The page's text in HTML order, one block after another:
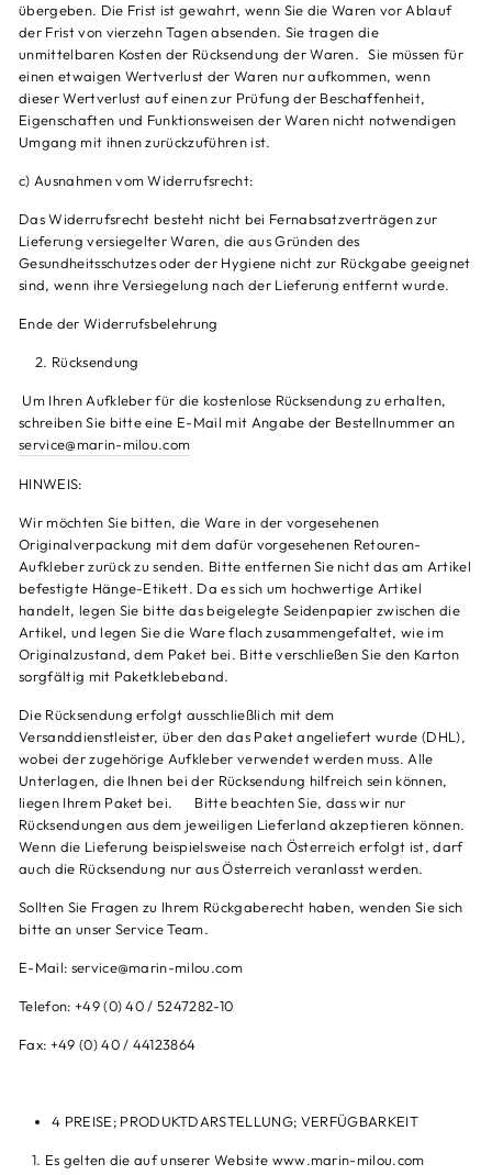
übergeben. Die Frist ist gewahrt, wenn Sie die Waren vor Ablauf
der Frist von vierzehn Tagen absenden. Sie tragen die
unmittelbaren Kosten der Rücksendung der Waren. Sie müssen für
einen etwaigen Wertverlust der Waren nur aufkommen, wenn
dieser Wertverlust auf einen zur Prüfung der Beschaffenheit,
Eigenschaften und Funktionsweisen der Waren nicht notwendigen
Umgang mit ihnen zurückzuführen ist.
c) Ausnahmen vom Widerrufsrecht:
Das Widerrufsrecht besteht nicht bei Fernabsatzverträgen zur
Lieferung versiegelter Waren, die aus Gründen des
Gesundheitsschutzes oder der Hygiene nicht zur Rückgabe geeignet
sind, wenn ihre Versiegelung nach der Lieferung entfernt wurde.
Ende der Widerrufsbelehrung
Rücksendung
Um Ihren Aufkleber für die kostenlose Rücksendung zu erhalten,
schreiben Sie bitte eine E-Mail mit Angabe der Bestellnummer an
service@marin-milou.com
HINWEIS:
Wir möchten Sie bitten, die Ware in der vorgesehenen
Originalverpackung mit dem dafür vorgesehenen Retouren-
Aufkleber zurück zu senden. Bitte entfernen Sie nicht das am Artikel
befestigte Hänge-Etikett. Da es sich um hochwertige Artikel
handelt, legen Sie bitte das beigelegte Seidenpapier zwischen die
Artikel, und legen Sie die Ware flach zusammengefaltet, wie im
Originalzustand, dem Paket bei. Bitte verschließen Sie den Karton
sorgfältig mit Paketklebeband.
Die Rücksendung erfolgt ausschließlich mit dem
Versanddienstleister, über den das Paket angeliefert wurde (DHL),
wobei der zugehörige Aufkleber verwendet werden muss. Alle
Unterlagen, die Ihnen bei der Rücksendung hilfreich sein können,
liegen Ihrem Paket bei. Bitte beachten Sie, dass wir nur
Rücksendungen aus dem jeweiligen Lieferland akzeptieren können.
Wenn die Lieferung beispielsweise nach Österreich erfolgt ist, darf
auch die Rücksendung nur aus Österreich veranlasst werden.
Sollten Sie Fragen zu Ihrem Rückgaberecht haben, wenden Sie sich
bitte an unser Service Team.
E-Mail: service@marin-milou.com
Telefon: +49 (0) 40 / 5247282-10
Fax: +49 (0) 40 / 44123864
4 PREISE; PRODUKTDARSTELLUNG; VERFÜGBARKEIT
1. Es gelten die auf unserer Website www.marin-milou.com